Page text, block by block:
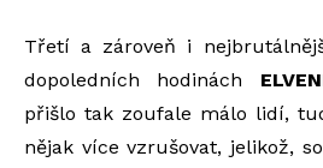
Třetí a zároveň i
dopoledních hodinách
přišlo tak zoufale málo lidí,
nějak více vzrušovat, jelikož,